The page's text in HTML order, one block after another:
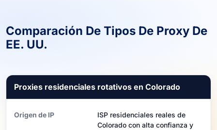
Comparación De Tipos De Proxy De
EE. UU.
Proxies residenciales rotativos en Colorado
Origen de IP
ISP residenciales reales de
Colorado con alta confianza y